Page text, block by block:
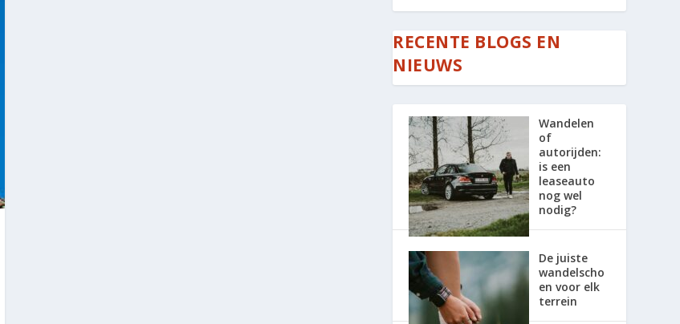
RECENTE BLOGS EN
NIEUWS
Wandelen
of
autorijden:
is een
leaseauto
nog wel
nodig?
De juiste
wandelscho
en voor elk
terrein